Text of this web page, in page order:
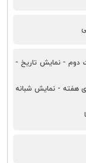
دوم - نمایش تاریخ -
هفته - نمایش شبانه